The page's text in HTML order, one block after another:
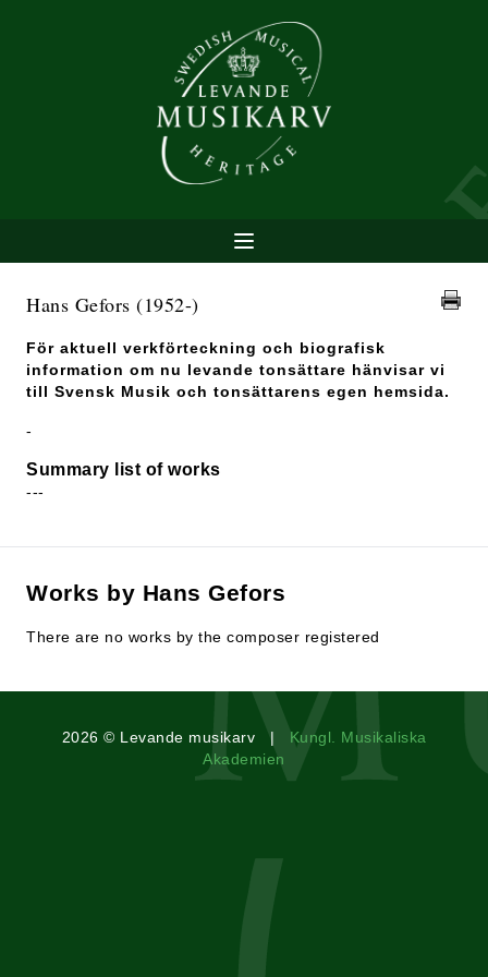
Hans Gefors (1952-)
För aktuell verkförteckning och biografisk
information om nu levande tonsättare hänvisar vi
till Svensk Musik och tonsättarens egen hemsida.
-
Summary list of works
---
Works by Hans Gefors
There are no works by the composer registered
2026 © Levande musikarv | Kungl. Musikaliska
Akademien